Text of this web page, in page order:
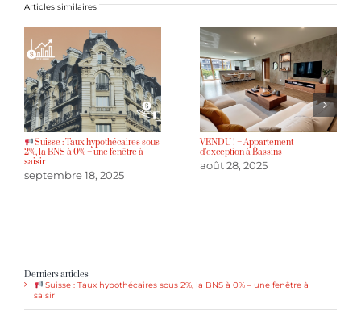
Articles similaires
Suisse : Taux hypothécaires sous
2%, la BNS à 0% – une fenêtre à
saisir
septembre 18, 2025
VENDU ! – Appartement
d’exception à Bassins
août 28, 2025
Derniers articles
Suisse : Taux hypothécaires sous 2%, la BNS à 0% – une fenêtre à
saisir